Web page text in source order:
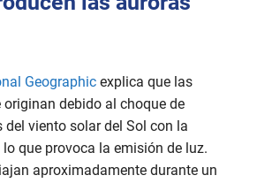
Geographic explica que las
originan debido al choque de
viento solar del Sol con la
que provoca la emisión de luz.
aproximadamente durante un